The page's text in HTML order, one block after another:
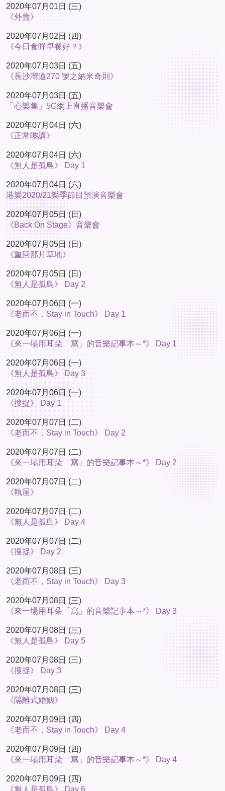
2020年07月01日 (三)
《外賣》
2020年07月02日 (四)
《今日食咩早餐好？》
2020年07月03日 (五)
《長沙灣道270 號之納米奇則》
2020年07月03日 (五)
「心樂集」5G網上直播音樂會
2020年07月04日 (六)
《正常嚟講》
2020年07月04日 (六)
《無人是孤島》 Day 1
2020年07月04日 (六)
港樂2020/21樂季節目預演音樂會
2020年07月05日 (日)
《Back On Stage》音樂會
2020年07月05日 (日)
《重回那片草地》
2020年07月05日 (日)
《無人是孤島》 Day 2
2020年07月06日 (一)
《老而不，Stay in Touch》 Day 1
2020年07月06日 (一)
《來一場用耳朵「寫」的音樂記事本～*》 Day 1
2020年07月06日 (一)
《無人是孤島》 Day 3
2020年07月06日 (一)
《搜捉》 Day 1
2020年07月07日 (二)
《老而不，Stay in Touch》 Day 2
2020年07月07日 (二)
《來一場用耳朵「寫」的音樂記事本～*》 Day 2
2020年07月07日 (二)
《執屋》
2020年07月07日 (二)
《無人是孤島》 Day 4
2020年07月07日 (二)
《搜捉》 Day 2
2020年07月08日 (三)
《老而不，Stay in Touch》 Day 3
2020年07月08日 (三)
《來一場用耳朵「寫」的音樂記事本～*》 Day 3
2020年07月08日 (三)
《無人是孤島》 Day 5
2020年07月08日 (三)
《搜捉》 Day 3
2020年07月08日 (三)
《隔離式婚姻》
2020年07月09日 (四)
《老而不，Stay in Touch》 Day 4
2020年07月09日 (四)
《來一場用耳朵「寫」的音樂記事本～*》 Day 4
2020年07月09日 (四)
《無人是孤島》 Day 6